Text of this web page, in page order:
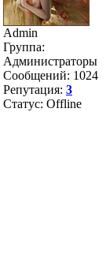
Admin
Группа:
Администраторы
Сообщений: 1024
Репутация: 3
Статус: Offline